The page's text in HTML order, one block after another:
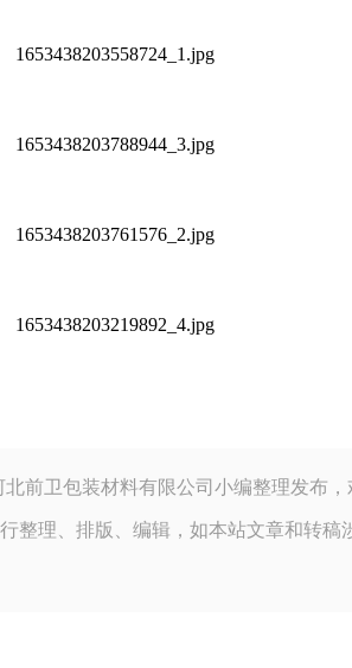
北前卫包装材料有限公司小编整理发布，
整理、排版、编辑，如本站文章和转